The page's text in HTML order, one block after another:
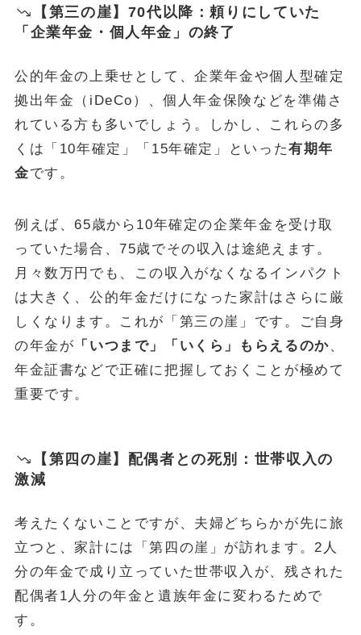
【第三の崖】70代以降：頼りにしていた
「企業年金・個人年金」の終了
公的年金の上乗せとして、企業年金や個人型確定
拠出年金（iDeCo）、個人年金保険などを準備さ
れている方も多いでしょう。しかし、これらの多
くは「10年確定」「15年確定」といった有期年
金です。
例えば、65歳から10年確定の企業年金を受け取
っていた場合、75歳でその収入は途絶えます。
月々数万円でも、この収入がなくなるインパクト
は大きく、公的年金だけになった家計はさらに厳
しくなります。これが「第三の崖」です。ご自身
の年金が 「いつまで」「いくら」もらえるのか、
年金証書などで正確に把握しておくことが極めて
重要です。
【第四の崖】配偶者との死別：世帯収入の
激減
考えたくないことですが、夫婦どちらかが先に旅
立つと、家計には「第四の崖」が訪れます。2人
分の年金で成り立っていた世帯収入が、残された
配偶者1人分の年金と遺族年金に変わるためで
す。